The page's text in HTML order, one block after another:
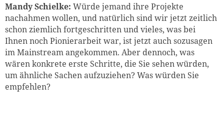
Mandy Schielke: Würde jemand ihre Projekte
nachahmen wollen, und natürlich sind wir jetzt zeitlich
schon ziemlich fortgeschritten und vieles, was bei
Ihnen noch Pionierarbeit war, ist jetzt auch sozusagen
im Mainstream angekommen. Aber dennoch, was
wären konkrete erste Schritte, die Sie sehen würden,
um ähnliche Sachen aufzuziehen? Was würden Sie
empfehlen?